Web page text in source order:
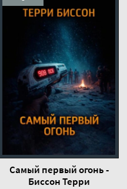
Самый первый огонь -
Биссон Терри